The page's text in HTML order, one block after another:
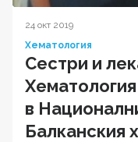
24 окт 2019
Хематология
Сестри и
в
Балканския